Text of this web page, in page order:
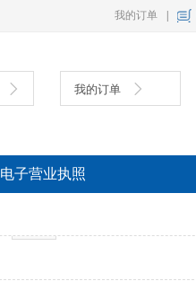
我的订单
我的订单
电子营业执照